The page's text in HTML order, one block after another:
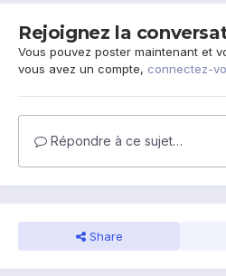
Rejoignez la
Vous pouvez poster maintenant et
vous avez un compte, connectez-
Répondre à ce sujet…
Share